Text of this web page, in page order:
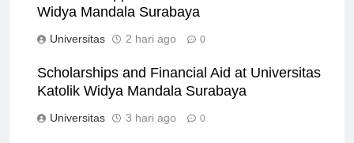
Research Opportunities at Universitas Katolik
Scholarships and Financial Aid at Universitas